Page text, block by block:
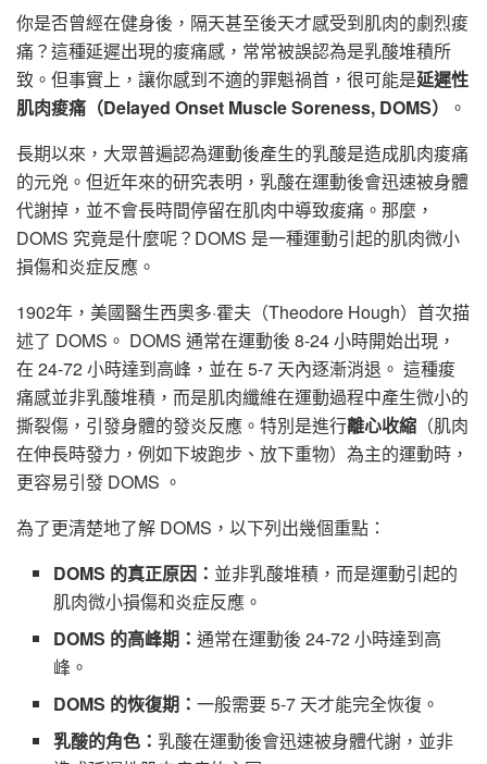
你是否曾經在健身後，隔天甚至後天才感受到肌肉的劇烈痠
痛？這種延遲出現的痠痛感，常常被誤認為是乳酸堆積所
致。但事實上，讓你感到不適的罪魁禍首，很可能是延遲性
肌肉痠痛（Delayed Onset Muscle Soreness, DOMS）
。
長期以來，大眾普遍認為運動後產生的乳酸是造成肌肉痠痛
的元兇。但近年來的研究表明，乳酸在運動後會迅速被身體
代謝掉，並不會長時間停留在肌肉中導致痠痛。那麼，
DOMS 究竟是什麼呢？DOMS 是一種運動引起的肌肉微小
損傷和炎症反應。
1902年，美國醫生西奧多·霍夫（Theodore Hough）首次描
述了 DOMS。 DOMS 通常在運動後 8-24 小時開始出現，
在 24-72 小時達到高峰，並在 5-7 天內逐漸消退。 這種痠
痛感並非乳酸堆積，而是肌肉纖維在運動過程中產生微小的
撕裂傷，引發身體的發炎反應。特別是進行離心收縮 （肌肉
在伸長時發力，例如下坡跑步、放下重物）為主的運動時，
更容易引發 DOMS 。
為了更清楚地了解 DOMS，以下列出幾個重點：
DOMS 的真正原因： 並非乳酸堆積，而是運動引起的
肌肉微小損傷和炎症反應。
DOMS 的高峰期：通常在運動後 24-72 小時達到高
峰。
DOMS 的恢復期：一般需要 5-7 天才能完全恢復。
乳酸的角色：乳酸在運動後會迅速被身體代謝，並非